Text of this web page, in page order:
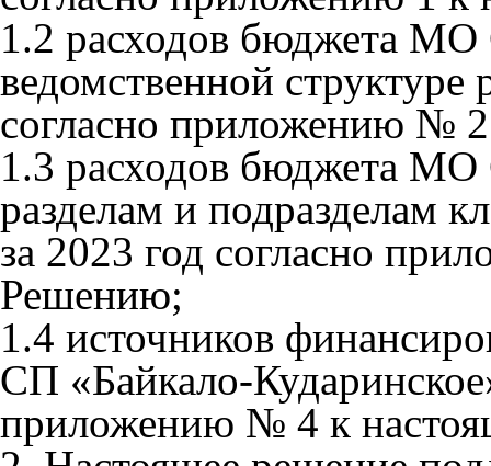
1.2 расходов бюджета МО
ведомственной структуре
согласно приложению №
1.3 расходов бюджета МО
разделам и подразделам
за 2023 год согласно
Решению;
1.4 источников
СП «Байкало-
приложению № 4 к